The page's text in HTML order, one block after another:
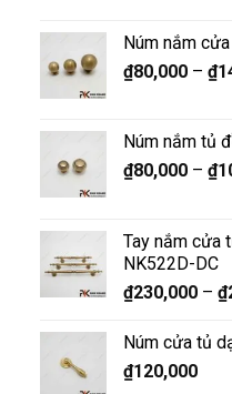
Núm nắm
₫80,000– ₫
Núm nắm tủ
₫80,000– ₫
Tay nắm cửa
NK522D-DC
₫230,000– ₫
Núm cửa tủ
₫120,000